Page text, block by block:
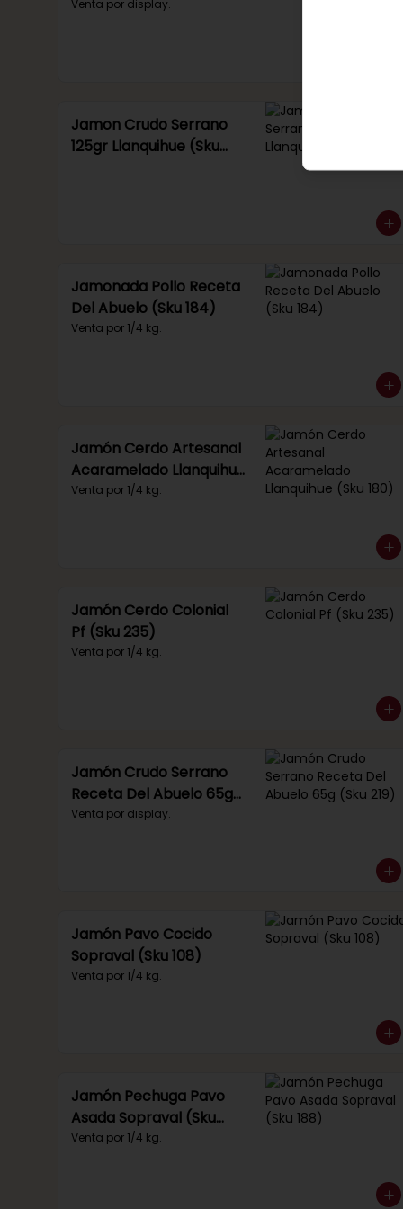
Venta por display.
Jamon Crudo Serrano
125gr Llanquihue (Sku
Jamonada Pollo Receta
Del Abuelo (Sku 184)
Venta por 1/4 kg.
Jamón Cerdo Artesanal
Acaramelado Llanquihue
(Sku 180)
Venta por 1/4 kg.
Jamón Cerdo Colonial
Pf (Sku 235)
Venta por 1/4 kg.
Jamón Crudo Serrano
Receta Del Abuelo 65g
(Sku 219)
Venta por display.
Jamón Pavo Cocido
Sopraval (Sku 108)
Venta por 1/4 kg.
Jamón Pechuga Pavo
Asada Sopraval (Sku
188)
Venta por 1/4 kg.